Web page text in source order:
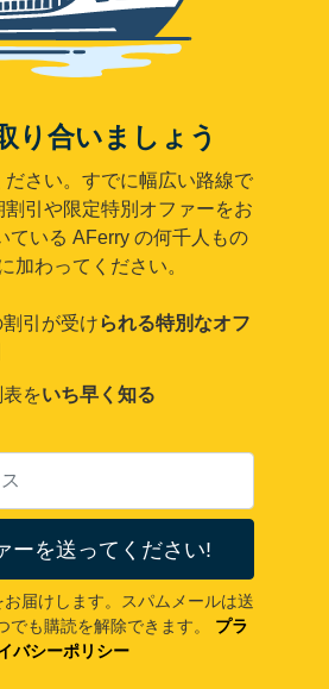
り合いましょう
ださい。すでに幅広い路線で
引や限定特別オファーをお
ている AFerry の何千人もの
加わってください。
引が受けられる特別なオフ
をいち早く知る
ーを送ってください!
届けします。スパムメールは送
でも購読を解除できます。
プラ
バシーポリシー